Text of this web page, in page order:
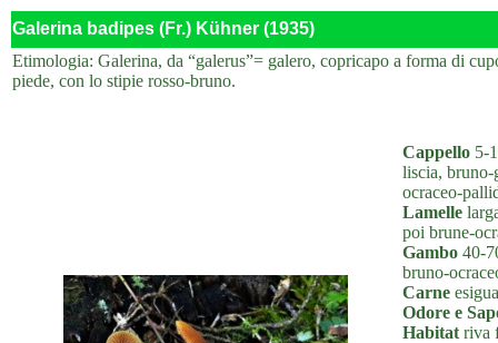
Galerina badipes (Fr.) Kühner (1935)
Etimologia: Galerina, da “galerus”= galero, copricapo a forma di
piede, con lo stipie rosso-bruno.
Cappello 5-
liscia, bruno-
ocraceo-
Lamelle
poi brune-
Gambo 40-
bruno-
Carne
Odore e
Habitat riva